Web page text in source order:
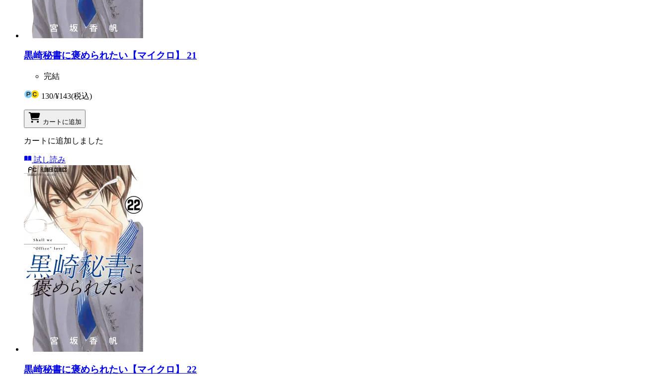
黒崎秘書に褒められたい【マイクロ】 21
完結
130/¥143(税込)
カートに追加
カートに追加しました
試し読み
黒崎秘書に褒められたい【マイクロ】 22